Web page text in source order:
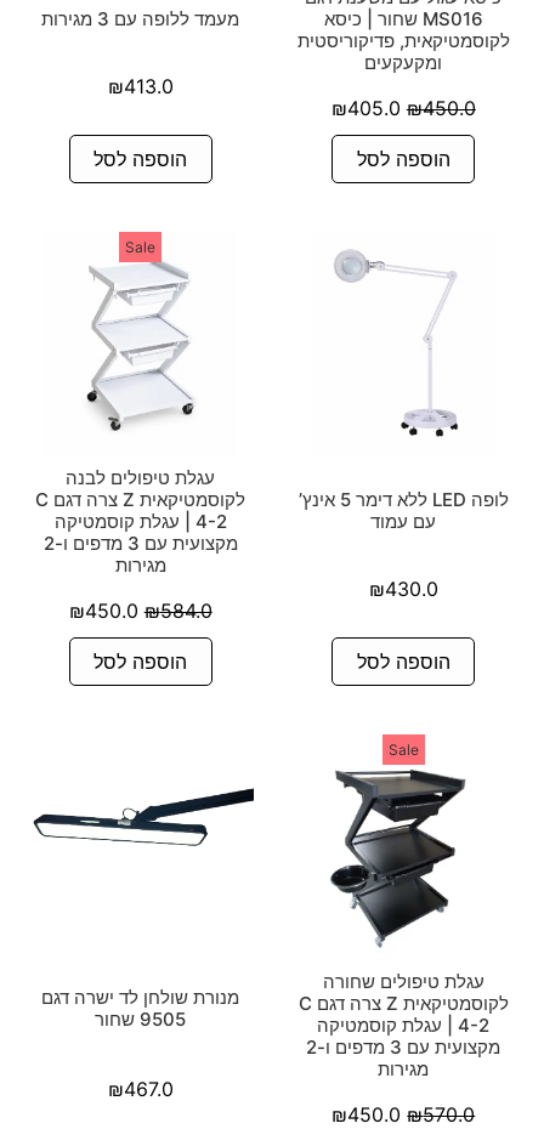
MS016 שחור | כיסא
לקוסמטיקאית, פדיקוריסטית
ומקעקעים
₪450.0
₪405.0
הוספה לסל
מעמד ללופה עם 3 מגירות
₪413.0
הוספה לסל
לופה LED ללא דימר 5 אינץ’
עם עמוד
₪430.0
הוספה לסל
Sale
עגלת טיפולים לבנה
לקוסמטיקאית Z צרה דגם C
4-2 | עגלת קוסמטיקה
מקצועית עם 3 מדפים ו-2
מגירות
₪584.0
₪450.0
הוספה לסל
Sale
עגלת טיפולים שחורה
לקוסמטיקאית Z צרה דגם C
4-2 | עגלת קוסמטיקה
מקצועית עם 3 מדפים ו-2
מגירות
₪570.0
₪450.0
מנורת שולחן לד ישרה דגם
9505 שחור
₪467.0